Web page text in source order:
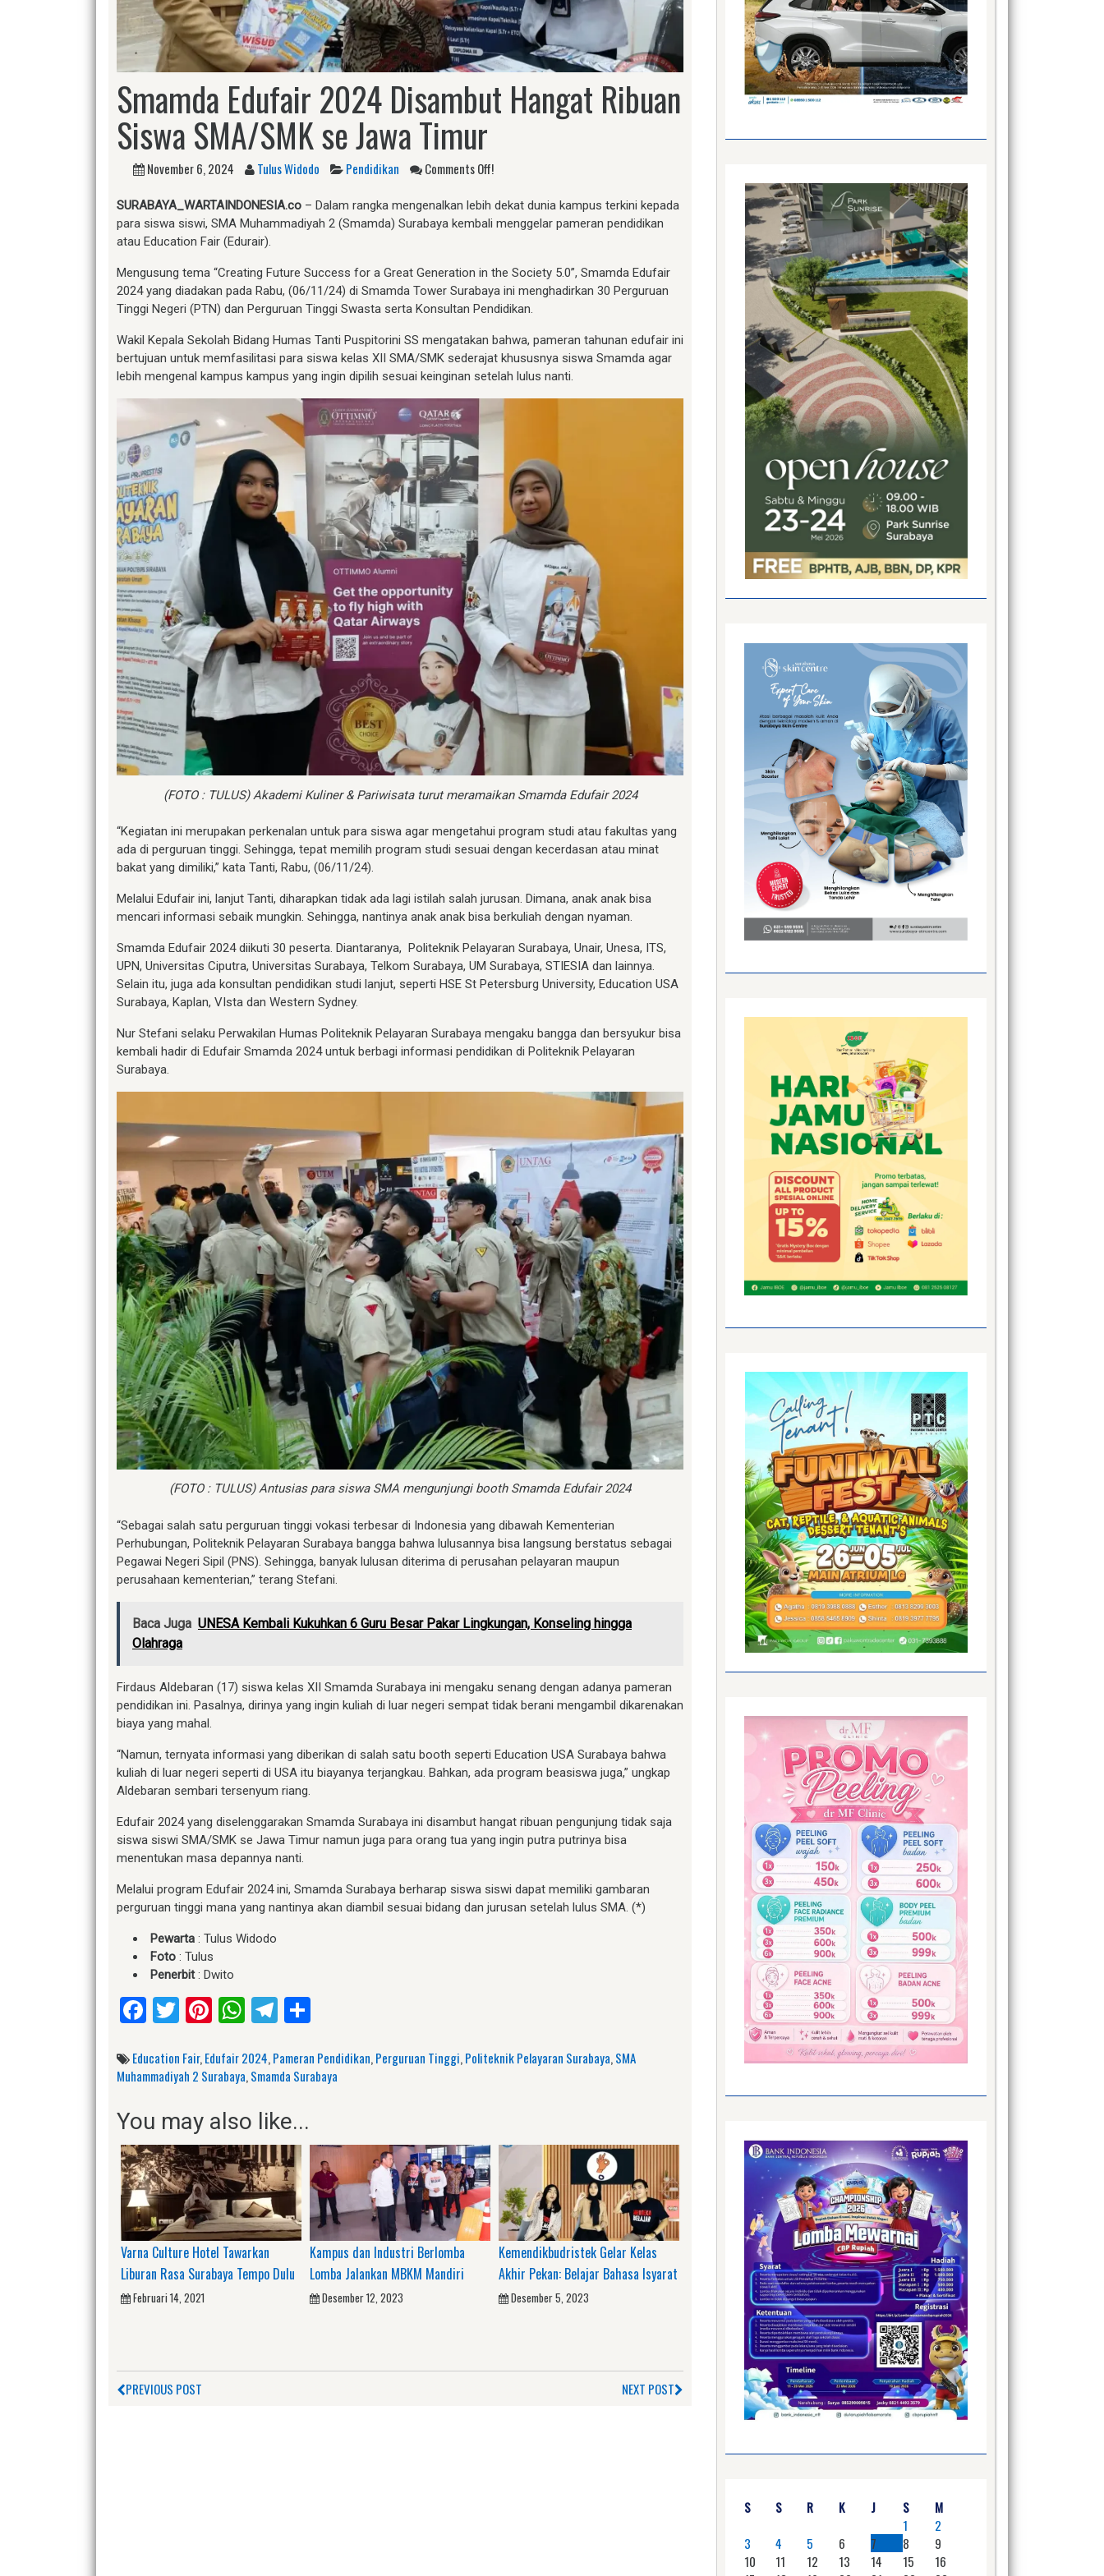
Smamda Edufair 2024 Disambut Hangat Ribuan
Siswa SMA/SMK se Jawa Timur
November 6, 2024 Tulus Widodo Pendidikan Comments Off!
SURABAYA_WARTAINDONESIA.co – Dalam rangka mengenalkan lebih dekat dunia kampus terkini kepada
para siswa siswi, SMA Muhammadiyah 2 (Smamda) Surabaya kembali menggelar pameran pendidikan
atau Education Fair (Edurair).
Mengusung tema “Creating Future Success for a Great Generation in the Society 5.0”, Smamda Edufair
2024 yang diadakan pada Rabu, (06/11/24) di Smamda Tower Surabaya ini menghadirkan 30 Perguruan
Tinggi Negeri (PTN) dan Perguruan Tinggi Swasta serta Konsultan Pendidikan.
Wakil Kepala Sekolah Bidang Humas Tanti Puspitorini SS mengatakan bahwa, pameran tahunan edufair ini
bertujuan untuk memfasilitasi para siswa kelas XII SMA/SMK sederajat khususnya siswa Smamda agar
lebih mengenal kampus kampus yang ingin dipilih sesuai keinginan setelah lulus nanti.
(FOTO : TULUS) Akademi Kuliner & Pariwisata turut meramaikan Smamda Edufair 2024
“Kegiatan ini merupakan perkenalan untuk para siswa agar mengetahui program studi atau fakultas yang
ada di perguruan tinggi. Sehingga, tepat memilih program studi sesuai dengan kecerdasan atau minat
bakat yang dimiliki,” kata Tanti, Rabu, (06/11/24).
Melalui Edufair ini, lanjut Tanti, diharapkan tidak ada lagi istilah salah jurusan. Dimana, anak anak bisa
mencari informasi sebaik mungkin. Sehingga, nantinya anak anak bisa berkuliah dengan nyaman.
Smamda Edufair 2024 diikuti 30 peserta. Diantaranya, Politeknik Pelayaran Surabaya, Unair, Unesa, ITS,
UPN, Universitas Ciputra, Universitas Surabaya, Telkom Surabaya, UM Surabaya, STIESIA dan lainnya.
Selain itu, juga ada konsultan pendidikan studi lanjut, seperti HSE St Petersburg University, Education USA
Surabaya, Kaplan, VIsta dan Western Sydney.
Nur Stefani selaku Perwakilan Humas Politeknik Pelayaran Surabaya mengaku bangga dan bersyukur bisa
kembali hadir di Edufair Smamda 2024 untuk berbagi informasi pendidikan di Politeknik Pelayaran
Surabaya.
(FOTO : TULUS) Antusias para siswa SMA mengunjungi booth Smamda Edufair 2024
“Sebagai salah satu perguruan tinggi vokasi terbesar di Indonesia yang dibawah Kementerian
Perhubungan, Politeknik Pelayaran Surabaya bangga bahwa lulusannya bisa langsung berstatus sebagai
Pegawai Negeri Sipil (PNS). Sehingga, banyak lulusan diterima di perusahan pelayaran maupun
perusahaan kementerian,” terang Stefani.
Baca Juga UNESA Kembali Kukuhkan 6 Guru Besar Pakar Lingkungan, Konseling hingga
Olahraga
Firdaus Aldebaran (17) siswa kelas XII Smamda Surabaya ini mengaku senang dengan adanya pameran
pendidikan ini. Pasalnya, dirinya yang ingin kuliah di luar negeri sempat tidak berani mengambil dikarenakan
biaya yang mahal.
“Namun, ternyata informasi yang diberikan di salah satu booth seperti Education USA Surabaya bahwa
kuliah di luar negeri seperti di USA itu biayanya terjangkau. Bahkan, ada program beasiswa juga,” ungkap
Aldebaran sembari tersenyum riang.
Edufair 2024 yang diselenggarakan Smamda Surabaya ini disambut hangat ribuan pengunjung tidak saja
siswa siswi SMA/SMK se Jawa Timur namun juga para orang tua yang ingin putra putrinya bisa
menentukan masa depannya nanti.
Melalui program Edufair 2024 ini, Smamda Surabaya berharap siswa siswi dapat memiliki gambaran
perguruan tinggi mana yang nantinya akan diambil sesuai bidang dan jurusan setelah lulus SMA. (*)
Pewarta : Tulus Widodo
Foto : Tulus
Penerbit: Dwito
Facebook
Twitter
Pinterest
WhatsApp
Telegram
Education Fair,Edufair 2024,Pameran Pendidikan,Perguruan Tinggi,Politeknik Pelayaran Surabaya,SMA
Muhammadiyah 2 Surabaya,Smamda Surabaya
You may also like...
Varna Culture Hotel Tawarkan
Liburan Rasa Surabaya Tempo Dulu
Februari 14, 2021
Kampus dan Industri Berlomba
Lomba Jalankan MBKM Mandiri
Desember 12, 2023
Kemendikbudristek Gelar Kelas
Akhir Pekan: Belajar Bahasa Isyarat
Desember 5, 2023
PREVIOUS POST NEXT POST
S S R K J S
M
1
2
3
4 5 6 7 8
9
10
11 12 13 14 15
16